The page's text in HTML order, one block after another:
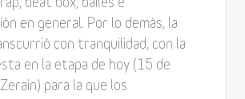
beat box, bailes e
en general. Por lo demás, la
con tranquilidad, con la
en la etapa de hoy (15 de
para la que los